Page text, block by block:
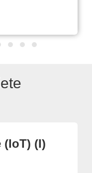
(IoT) (I)